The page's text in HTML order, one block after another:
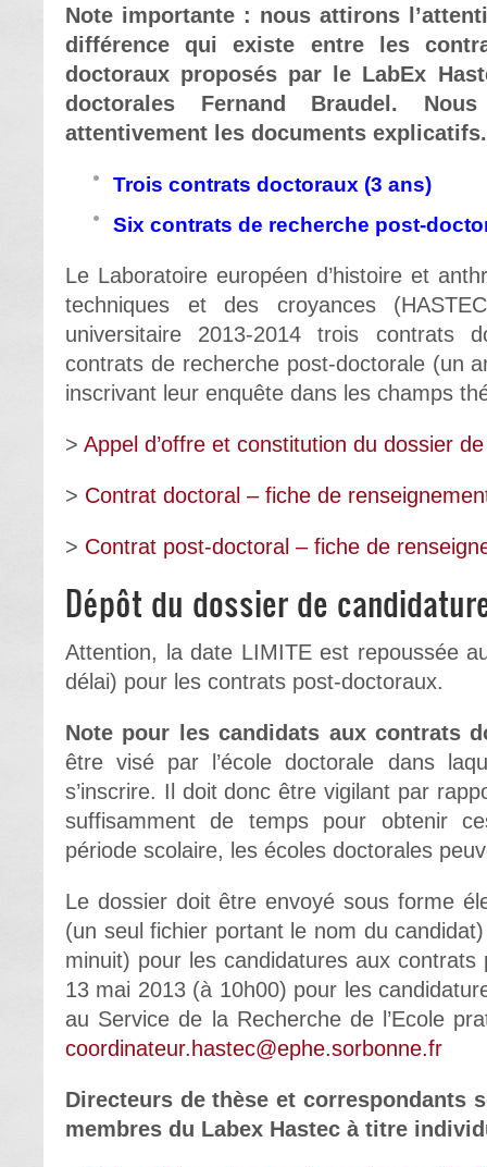
Note importante : nous attirons
différence qui existe entre les
doctoraux proposés par le LabEx
doctorales Fernand Braudel.
attentivement les documents explicatifs.
Trois contrats doctoraux (3 ans)
Six contrats de recherche post-
Le Laboratoire européen d’histoire et
techniques et des croyances
universitaire 2013-2014 trois contrats
contrats de recherche post-doctorale (un
inscrivant leur enquête dans les champs
> Appel d’offre et constitution du dossier
> Contrat doctoral – fiche de
> Contrat post-doctoral – fiche de
Dépôt du dossier de
Attention, la date LIMITE est repoussée
délai) pour les contrats post-doctoraux.
Note pour les candidats aux contrats
être visé par l’école doctorale dans
s’inscrire. Il doit donc être vigilant par
suffisamment de temps pour obtenir
période scolaire, les écoles doctorales
Le dossier doit être envoyé sous forme
(un seul fichier portant le nom du
minuit) pour les candidatures aux
13 mai 2013 (à 10h00) pour les
au Service de la Recherche de l’Ecole
coordinateur.hastec@ephe.sorbonne.fr
Directeurs de thèse et correspondants
membres du Labex Hastec à titre